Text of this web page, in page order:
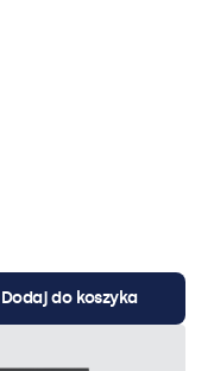
Dodaj do koszyka